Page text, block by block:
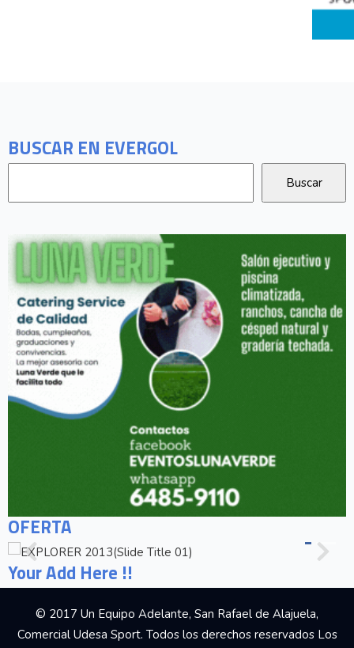
BUSCAR EN EVERGOL
OFERTA
Your Add Here !!
© 2017 Un Equipo Adelante, San Rafael de Alajuela,
Comercial Udesa Sport. Todos los derechos reservados Los